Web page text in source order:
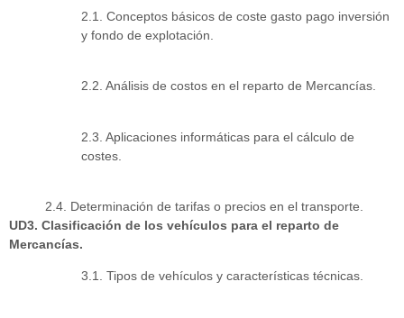
2.1. Conceptos básicos de coste gasto pago inversión
y fondo de explotación.
2.2. Análisis de costos en el reparto de Mercancías.
2.3. Aplicaciones informáticas para el cálculo de
costes.
2.4. Determinación de tarifas o precios en el transporte.
UD3. Clasificación de los vehículos para el reparto de
Mercancías.
3.1. Tipos de vehículos y características técnicas.